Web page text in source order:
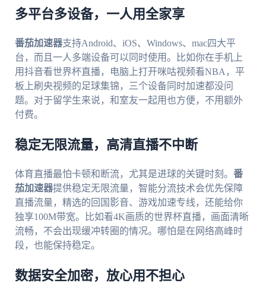
多平台多设备，一人用全家享
番茄加速器支持Android、iOS、Windows、mac四大平
台，而且一人多端设备可以同时使用。比如你在手机上
用抖音看世界杯直播，电脑上打开咪咕视频看NBA，平
板上刷央视频的足球集锦，三个设备同时加速都没问
题。对于留学生来说，和室友一起用也方便，不用额外
付费。
稳定无限流量，高清直播不中断
体育直播最怕卡顿和断流，尤其是进球的关键时刻。 番
茄加速器提供稳定无限流量，智能分流技术会优先保障
直播流量，精选的回国影音、游戏加速专线，还能给你
独享100M带宽。比如看4K画质的世界杯直播，画面清晰
流畅，不会出现缓冲转圈的情况。哪怕是在网络高峰时
段，也能保持稳定。
数据安全加密，放心用不担心